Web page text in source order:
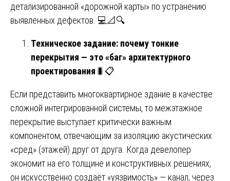
детализированной «дорожной карты» по устранению
выявленных дефектов. 💻📐🔍
Техническое задание: почему тонкие
перекрытия — это «баг» архитектурного
проектирования 🐛📋
Если представить многоквартирное здание в качестве
сложной интегрированной системы, то межэтажное
перекрытие выступает критически важным
компонентом, отвечающим за изоляцию акустических
«сред» (этажей) друг от друга. Когда девелопер
экономит на его толщине и конструктивных решениях,
он искусственно создаёт «уязвимость» — канал, через